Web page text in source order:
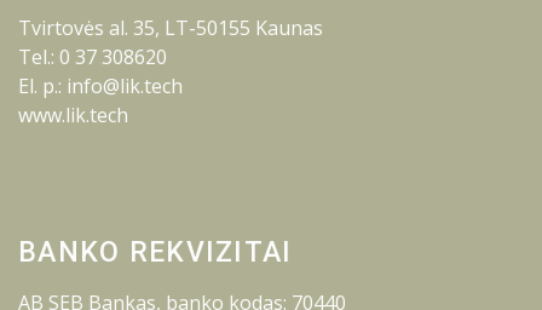
Tvirtovės al. 35, LT-50155 Kaunas
Tel.: 0 37 308620
El. p.: info@lik.tech
www.lik.tech
BANKO REKVIZITAI
AB SEB Bankas, banko kodas: 70440